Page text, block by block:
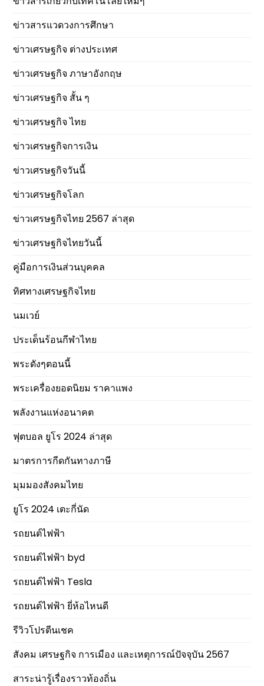
ข่าวสารแวดวงการศึกษา
ข่าวเศรษฐกิจ ต่างประเทศ
ข่าวเศรษฐกิจ ภาษาอังกฤษ
ข่าวเศรษฐกิจ สั้น ๆ
ข่าวเศรษฐกิจ ไทย
ข่าวเศรษฐกิจการเงิน
ข่าวเศรษฐกิจวันนี้
ข่าวเศรษฐกิจโลก
ข่าวเศรษฐกิจไทย 2567 ล่าสุด
ข่าวเศรษฐกิจไทยวันนี้
คู่มือการเงินส่วนบุคคล
ทิศทางเศรษฐกิจไทย
นมเวย์
ประเด็นร้อนกีฬาไทย
พระดังๆตอนนี้
พระเครื่องยอดนิยม ราคาแพง
พลังงานแห่งอนาคต
ฟุตบอล ยูโร 2024 ล่าสุด
มาตรการกีดกันทางภาษี
มุมมองสังคมไทย
ยูโร 2024 เตะกี่นัด
รถยนต์ไฟฟ้า
รถยนต์ไฟฟ้า byd
รถยนต์ไฟฟ้า Tesla
รถยนต์ไฟฟ้า ยี่ห้อไหนดี
รีวิวโปรตีนเชค
สังคม เศรษฐกิจ การเมือง และเหตุการณ์ปัจจุบัน 2567
สาระน่ารู้เรื่องราวท้องถิ่น